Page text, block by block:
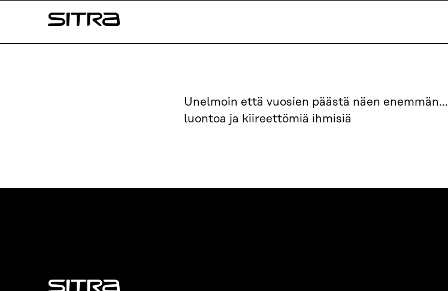
sisältöön
Sitra
Unelmoin että vuosien päästä näen enemmän…
luontoa ja kiireettömiä ihmisiä